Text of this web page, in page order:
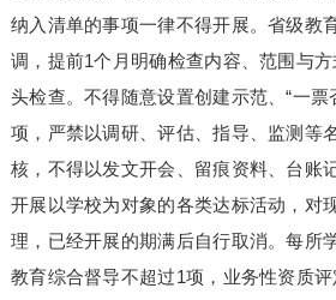
纳入清单的事项一律不得开展。省级教
调，提前1个月明确检查内容、范围与
头检查。不得随意设置创建示范、“一票
项，严禁以调研、评估、指导、监测等
核，不得以发文开会、留痕资料、台账
开展以学校为对象的各类达标活动，对
理，已经开展的期满后自行取消。每所
教育综合督导不超过1项，业务性资质